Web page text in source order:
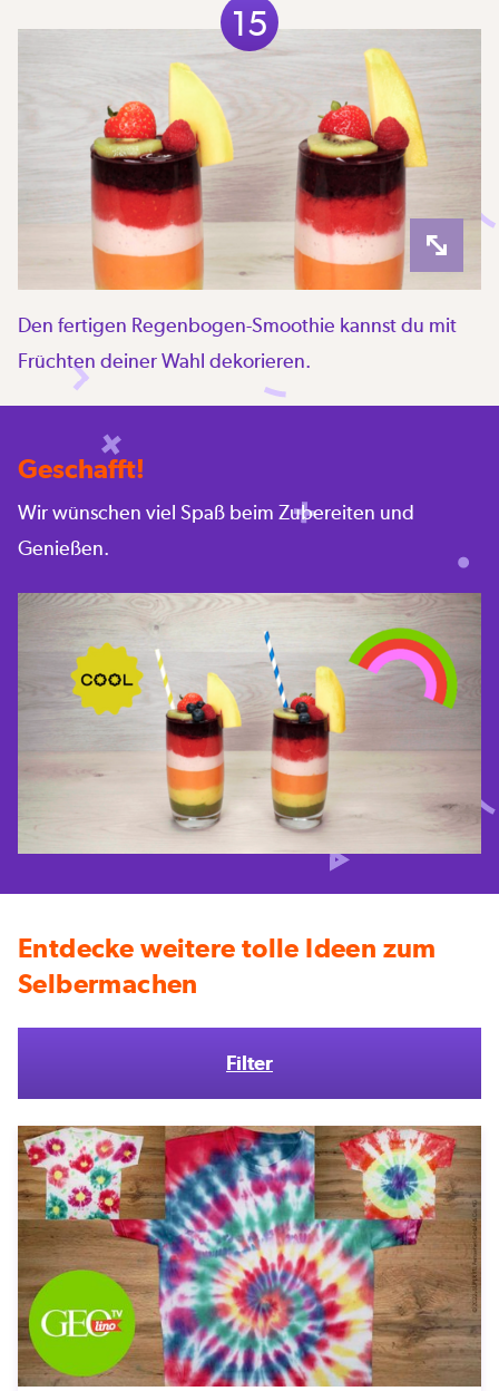
15
Den fertigen Regenbogen-Smoothie kannst du mit
Früchten deiner Wahl dekorieren.
Geschafft!
Wir wünschen viel Spaß beim Zubereiten und
Genießen.
Entdecke weitere tolle Ideen zum
Selbermachen
Filter